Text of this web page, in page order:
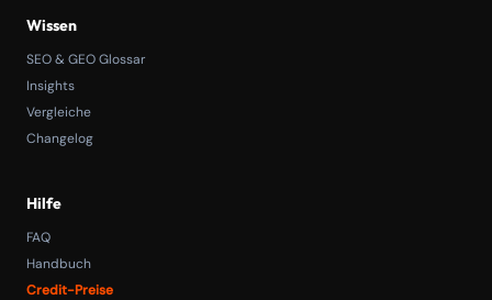
Wissen
SEO & GEO Glossar
Insights
Vergleiche
Changelog
Hilfe
FAQ
Handbuch
Credit-Preise